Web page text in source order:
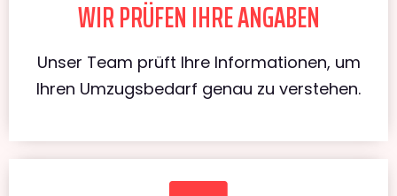
WIR PRÜFEN IHRE ANGABEN
Unser Team prüft Ihre Informationen, um
Ihren Umzugsbedarf genau zu verstehen.